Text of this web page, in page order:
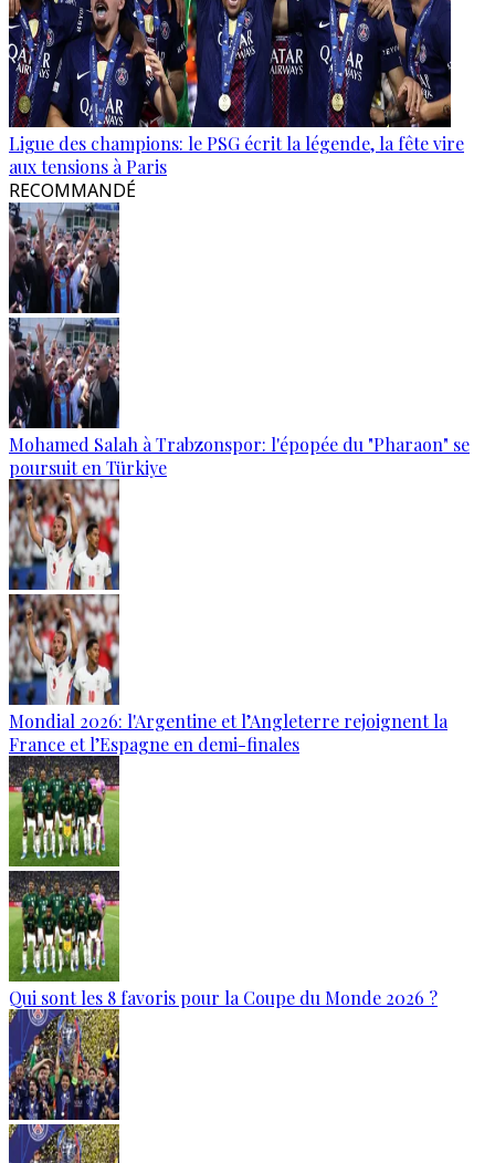
Ligue des champions: le PSG écrit la légende, la fête vire
aux tensions à Paris
RECOMMANDÉ
Mohamed Salah à Trabzonspor: l'épopée du "Pharaon" se
poursuit en Türkiye
Mondial 2026: l'Argentine et l’Angleterre rejoignent la
France et l’Espagne en demi-finales
Qui sont les 8 favoris pour la Coupe du Monde 2026 ?